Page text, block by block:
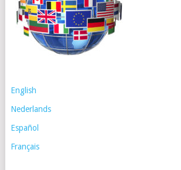
English
Nederlands
Español
Français